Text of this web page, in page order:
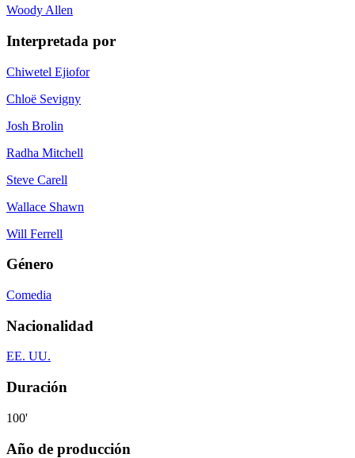
Woody Allen
Interpretada por
Chiwetel Ejiofor
Chloë Sevigny
Josh Brolin
Radha Mitchell
Steve Carell
Wallace Shawn
Will Ferrell
Género
Comedia
Nacionalidad
EE. UU.
Duración
100'
Año de producción